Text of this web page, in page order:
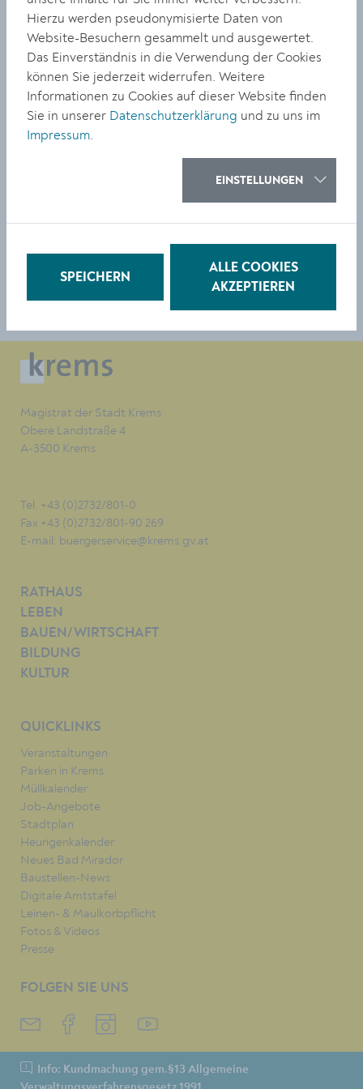
Veranstaltungserlösen und Spenden gespeist. Die
Gelder dienen der raschen und unbürokratischen Hilfe
von Kremser Bürger:innen in Krisensituationen. Die
Entscheidung über die Vergabe der Mittel trifft das
Amt für soziale Verwaltung nach fachlichen Kriterien.
Weitere Informationen zum Sozialkonto:
https://www.krems.at/leben/sozialratgeber/sozialkonto
TEILEN
Magistrat der Stadt Krems
Obere Landstraße 4
A-3500 Krems
Tel. +43 (0)2732/801-0
Fax +43 (0)2732/801-90 269
E-mail: buergerservice@krems.gv.at
RATHAUS
LEBEN
BAUEN/WIRTSCHAFT
BILDUNG
KULTUR
QUICKLINKS
Veranstaltungen
Parken in Krems
Müllkalender
Job-Angebote
Stadtplan
Heurigenkalender
Neues Bad Mirador
Baustellen-News
Digitale Amtstafel
Leinen- & Maulkorbpflicht
Fotos & Videos
Presse
FOLGEN SIE UNS
Info: Kundmachung gem.§13 Allgemeine
Hierzu werden pseudonymisierte Daten von
Website-Besuchern gesammelt und ausgewertet.
Das Einverständnis in die Verwendung der Cookies
können Sie jederzeit widerrufen. Weitere
Informationen zu Cookies auf dieser Website finden
Sie in unserer Datenschutzerklärung und zu uns im
Impressum.
EINSTELLUNGEN
SPEICHERN
ALLE COOKIES
AKZEPTIEREN